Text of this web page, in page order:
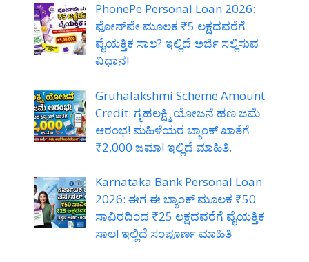
PhonePe Personal Loan 2026:
ಫೋನ್‌ಪೇ ಮೂಲಕ ₹5 ಲಕ್ಷದವರೆಗೆ
ವೈಯಕ್ತಿಕ ಸಾಲ? ಇಲ್ಲಿದೆ ಅರ್ಜಿ ಸಲ್ಲಿಸುವ
ವಿಧಾನ!
Gruhalakshmi Scheme Amount
Credit: ಗೃಹಲಕ್ಷ್ಮಿ ಯೋಜನೆ ಹಣ ಜಮೆ
ಆರಂಭ! ಮಹಿಳೆಯರ ಬ್ಯಾಂಕ್ ಖಾತೆಗೆ
₹2,000 ಜಮಾ! ಇಲ್ಲಿದೆ ಮಾಹಿತಿ.
Karnataka Bank Personal Loan
2026: ಈಗ ಈ ಬ್ಯಾಂಕ್ ಮೂಲಕ ₹50
ಸಾವಿರದಿಂದ ₹25 ಲಕ್ಷದವರೆಗೆ ವೈಯಕ್ತಿಕ
ಸಾಲ! ಇಲ್ಲಿದೆ ಸಂಪೂರ್ಣ ಮಾಹಿತಿ